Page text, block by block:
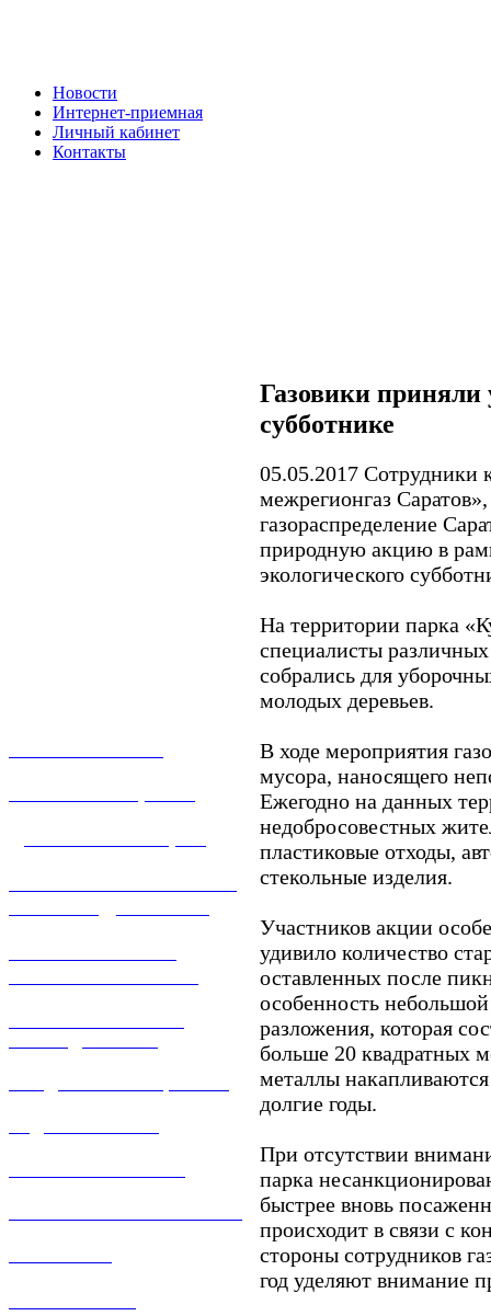
Новости
Интернет-приемная
Личный кабинет
Контакты
Газовики приняли
субботнике
05.05.2017 Сотрудники
межрегионгаз
газораспределение
природную акцию в
экологического
На территории парка
специалисты
собрались для
молодых деревьев.
В ходе мероприятия
мусора, наносящего
Ежегодно на данных
недобросовестных
пластиковые отходы,
стекольные изделия.
Участников акции
удивило количество
оставленных после
особенность
разложения, которая
больше 20 квадратных
металлы
долгие годы.
При отсутствии
парка
быстрее вновь
происходит в связи с
стороны сотрудников
год уделяют внимание